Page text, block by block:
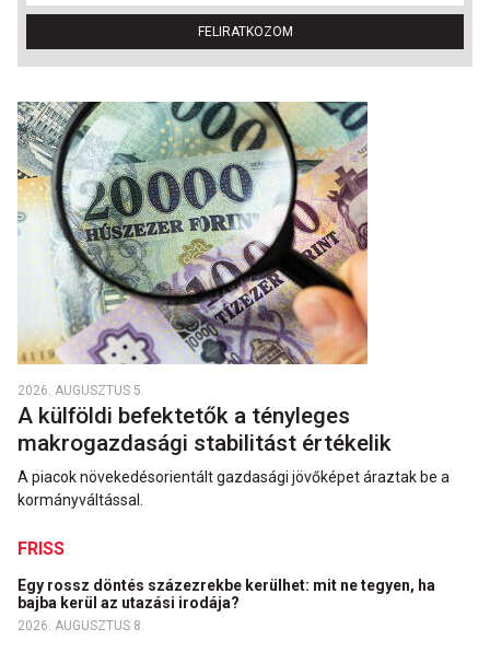
FELIRATKOZOM
2026. AUGUSZTUS 5.
A külföldi befektetők a tényleges
makrogazdasági stabilitást értékelik
A piacok növekedésorientált gazdasági jövőképet áraztak be a
kormányváltással.
FRISS
Egy rossz döntés százezrekbe kerülhet: mit ne tegyen, ha
bajba kerül az utazási irodája?
2026. AUGUSZTUS 8.